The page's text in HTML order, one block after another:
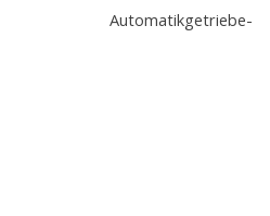
Automatikgetriebe-